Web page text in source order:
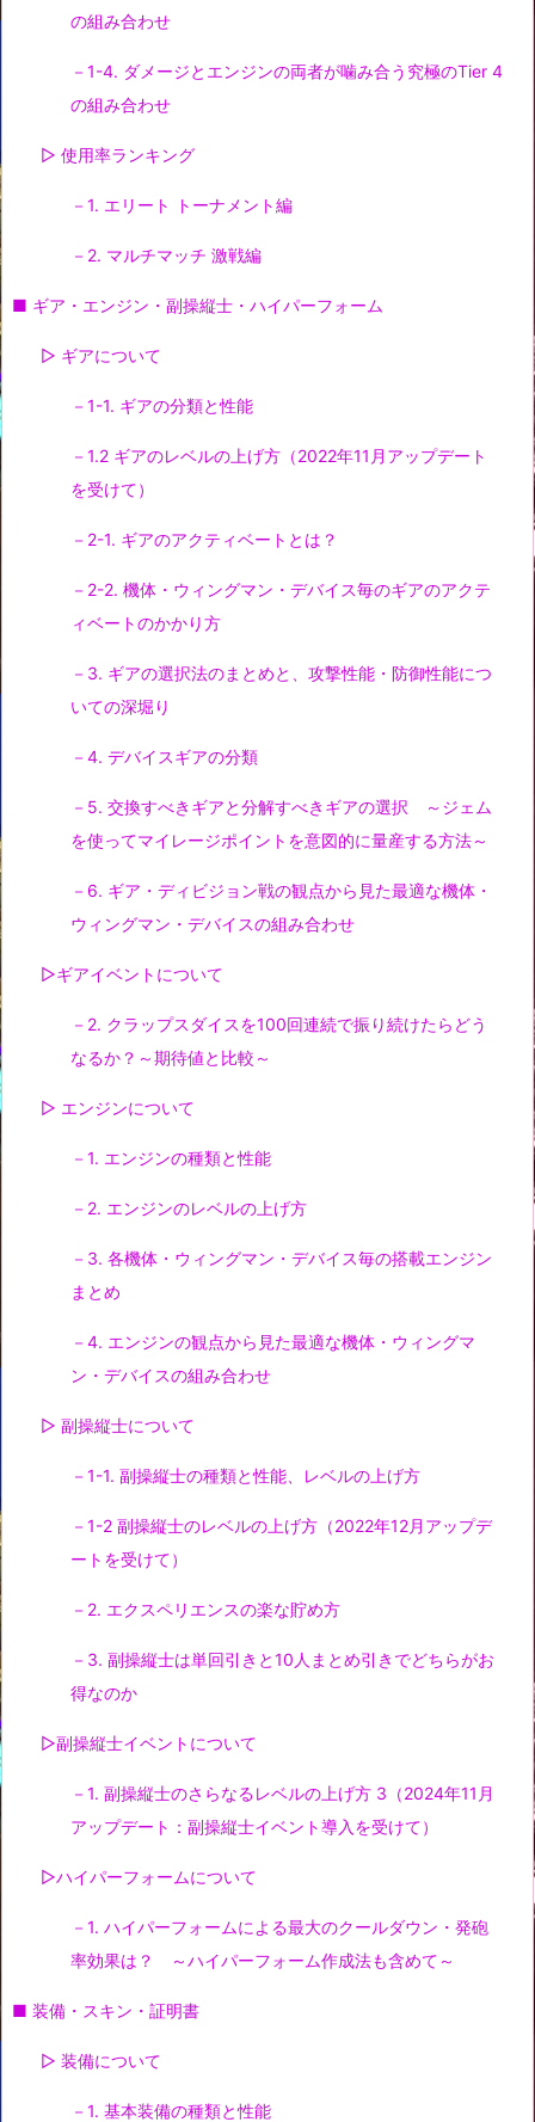
の組み合わせ
－1-4. ダメージとエンジンの両者が噛み合う究極のTier 4
の組み合わせ
▷ 使用率ランキング
－1. エリート トーナメント編
－2. マルチマッチ 激戦編
■ ギア・エンジン・副操縦士・ハイパーフォーム
▷ ギアについて
－1-1. ギアの分類と性能
－1.2 ギアのレベルの上げ方（2022年11月アップデート
を受けて）
－2-1. ギアのアクティベートとは？
－2-2. 機体・ウィングマン・デバイス毎のギアのアクテ
ィベートのかかり方
－3. ギアの選択法のまとめと、攻撃性能・防御性能につ
いての深堀り
－4. デバイスギアの分類
－5. 交換すべきギアと分解すべきギアの選択 ～ジェム
を使ってマイレージポイントを意図的に量産する方法～
－6. ギア・ディビジョン戦の観点から見た最適な機体・
ウィングマン・デバイスの組み合わせ
▷ギアイベントについて
－2. クラップスダイスを100回連続で振り続けたらどう
なるか？～期待値と比較～
▷ エンジンについて
－1. エンジンの種類と性能
－2. エンジンのレベルの上げ方
－3. 各機体・ウィングマン・デバイス毎の搭載エンジン
まとめ
－4. エンジンの観点から見た最適な機体・ウィングマ
ン・デバイスの組み合わせ
▷ 副操縦士について
－1-1. 副操縦士の種類と性能、レベルの上げ方
－1-2 副操縦士のレベルの上げ方（2022年12月アップデ
ートを受けて）
－2. エクスペリエンスの楽な貯め方
－3. 副操縦士は単回引きと10人まとめ引きでどちらがお
得なのか
▷副操縦士イベントについて
－1. 副操縦士のさらなるレベルの上げ方 3（2024年11月
アップデート：副操縦士イベント導入を受けて）
▷ハイパーフォームについて
－1. ハイパーフォームによる最大のクールダウン・発砲
率効果は？ ～ハイパーフォーム作成法も含めて～
■ 装備・スキン・証明書
▷ 装備について
－1. 基本装備の種類と性能